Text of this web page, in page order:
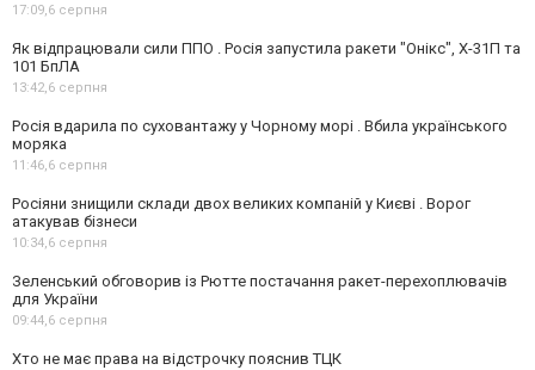
17:09,6 серпня
Як відпрацювали сили ППО . Росія запустила ракети "Онікс", Х-31П та
101 БпЛА
13:42,6 серпня
Росія вдарила по суховантажу у Чорному морі . Вбила українського
моряка
11:46,6 серпня
Росіяни знищили склади двох великих компаній у Києві . Ворог
атакував бізнеси
10:34,6 серпня
Зеленський обговорив із Рютте постачання ракет-перехоплювачів
для України
09:44,6 серпня
Хто не має права на відстрочку пояснив ТЦК